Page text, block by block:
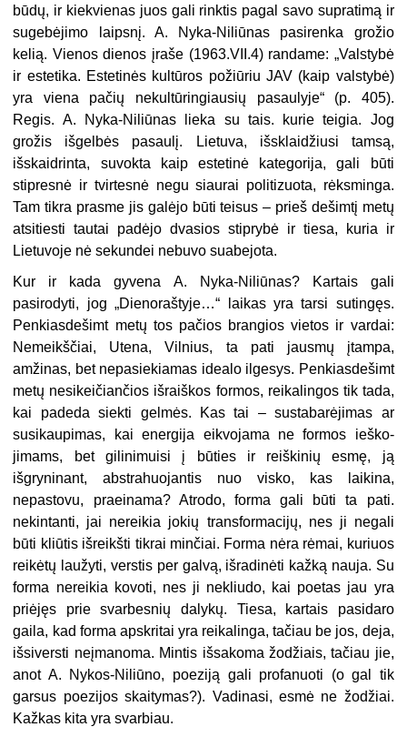
būdų, ir kiekvienas juos gali rinktis pagal savo supratimą ir
sugebėjimo laips­nį. A. Nyka-Niliūnas pasirenka gro­žio
kelią. Vienos dienos įraše (1963.VII.4) randame: „Valstybė
ir estetika. Estetinės kultūros požiūriu JAV (kaip valstybė)
yra viena pačių nekultūringiausių pasaulyje“ (p. 405).
Regis. A. Nyka-Niliūnas lieka su tais. kurie teigia. Jog
grožis iš­gelbės pasaulį. Lietuva, išsklaidžiu­si tamsą,
išskaidrinta, suvokta kaip estetinė kategorija, gali būti
stipres­nė ir tvirtesnė negu siaurai politi­zuota, rėksminga.
Tam tikra pras­me jis galėjo būti teisus – prieš de­šimtį metų
atsitiesti tautai padėjo dvasios stiprybė ir tiesa, kuria ir
Lietuvoje nė sekundei nebuvo su­abejota.
Kur ir kada gyvena A. Nyka-Niliūnas? Kartais gali
pasirodyti, jog „Dienoraštyje…“ laikas yra tarsi su­tingęs.
Penkiasdešimt metų tos pa­čios brangios vietos ir vardai:
Nemeikščiai, Utena, Vilnius, ta pati jausmų įtampa,
amžinas, bet nepa­siekiamas idealo ilgesys. Penkias­dešimt
metų nesikeičiančios išraiš­kos formos, reikalingos tik tada,
kai padeda siekti gelmės. Kas tai – su­stabarėjimas ar
susikaupimas, kai energija eikvojama ne formos ieško­
jimams, bet gilinimuisi į būties ir reiškinių esmę, ją
išgryninant, ab­strahuojantis nuo visko, kas laikina,
nepastovu, praeinama? Atrodo, for­ma gali būti ta pati.
nekintanti, jai nereikia jokių transformacijų, nes ji negali
būti kliūtis išreikšti tikrai minčiai. Forma nėra rėmai, kuriuos
reikėtų laužyti, verstis per galvą, iš­radinėti kažką nauja. Su
forma ne­reikia kovoti, nes ji nekliudo, kai poetas jau yra
priėjęs prie svarbes­nių dalykų. Tiesa, kartais pasidaro
gaila, kad forma apskritai yra rei­kalinga, tačiau be jos, deja,
išsivers­ti neįmanoma. Mintis išsakoma žo­džiais, tačiau jie,
anot A. Nykos-Ni­liūno, poeziją gali profanuoti (o gal tik
garsus poezijos skaitymas?). Va­dinasi, esmė ne žodžiai.
Kažkas ki­ta yra svarbiau.